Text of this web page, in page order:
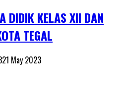
DIDIK KELAS XII DAN
TEGAL
21 May 2023